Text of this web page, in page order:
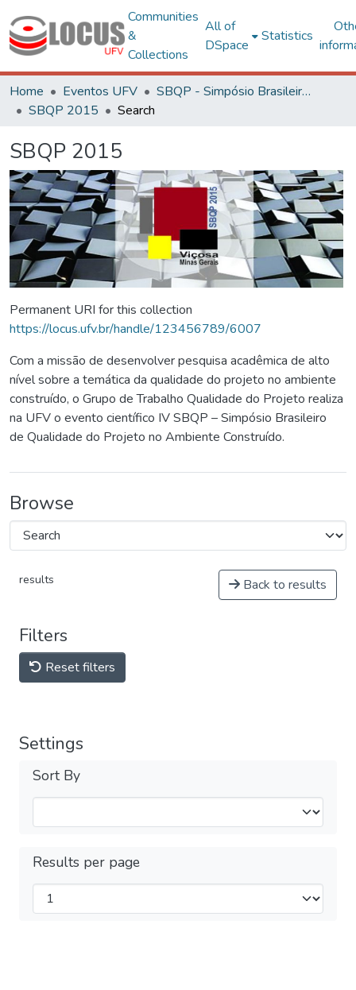
Communities
&
Collections
All of
DSpace
Statistics
Home Eventos UFV
SBQP - Simpósio Brasileiro de Qualidade do Projeto no Ambiente Construído
SBQP 2015
Search
SBQP 2015
Permanent URI for this collection
https://locus.ufv.br/handle/123456789/6007
Com a missão de desenvolver pesquisa acadêmica de alto
nível sobre a temática da qualidade do projeto no ambiente
construído, o Grupo de Trabalho Qualidade do Projeto realiza
na UFV o evento científico IV SBQP – Simpósio Brasileiro
de Qualidade do Projeto no Ambiente Construído.
Browse
results Back to results
Filters
Reset filters
Settings
Sort By
Results per page